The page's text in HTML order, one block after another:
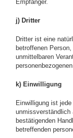
Empfänger.
j) Dritter
Dritter ist eine
betroffenen
unmittelbaren
k) Einwilligung
Einwilligung ist
unmissverständlich
bestätigenden
betreffenden